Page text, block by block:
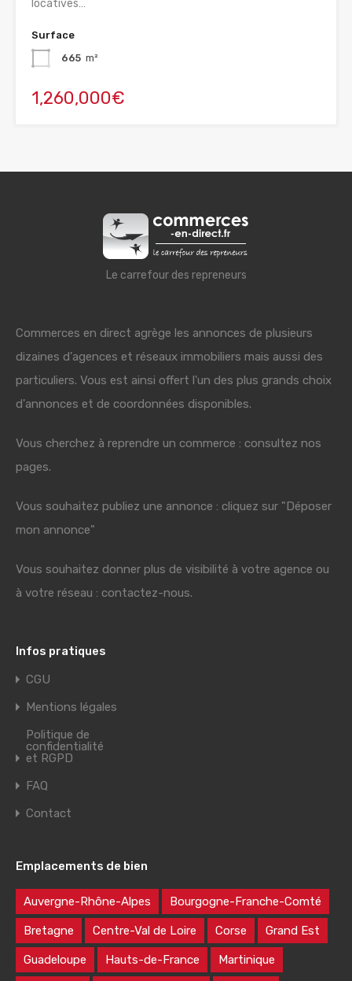
locatives…
Surface
665 m²
1,260,000€
Le carrefour des repreneurs
Commerces en direct agrège les annonces de plusieurs
dizaines d'agences et réseaux immobiliers mais aussi des
particuliers. Vous est ainsi offert l'un des plus grands choix
d'annonces et de coordonnées disponibles.
Vous cherchez à reprendre un commerce : consultez nos
pages.
Vous souhaitez publiez une annonce : cliquez sur "Déposer
mon annonce"
Vous souhaitez donner plus de visibilité à votre agence ou
à votre réseau : contactez-nous.
Infos pratiques
CGU
Mentions légales
Politique de
confidentialité
et RGPD
FAQ
Contact
Emplacements de bien
Auvergne-Rhône-Alpes Bourgogne-Franche-Comté
Bretagne Centre-Val de Loire Corse Grand Est
Guadeloupe Hauts-de-France Martinique